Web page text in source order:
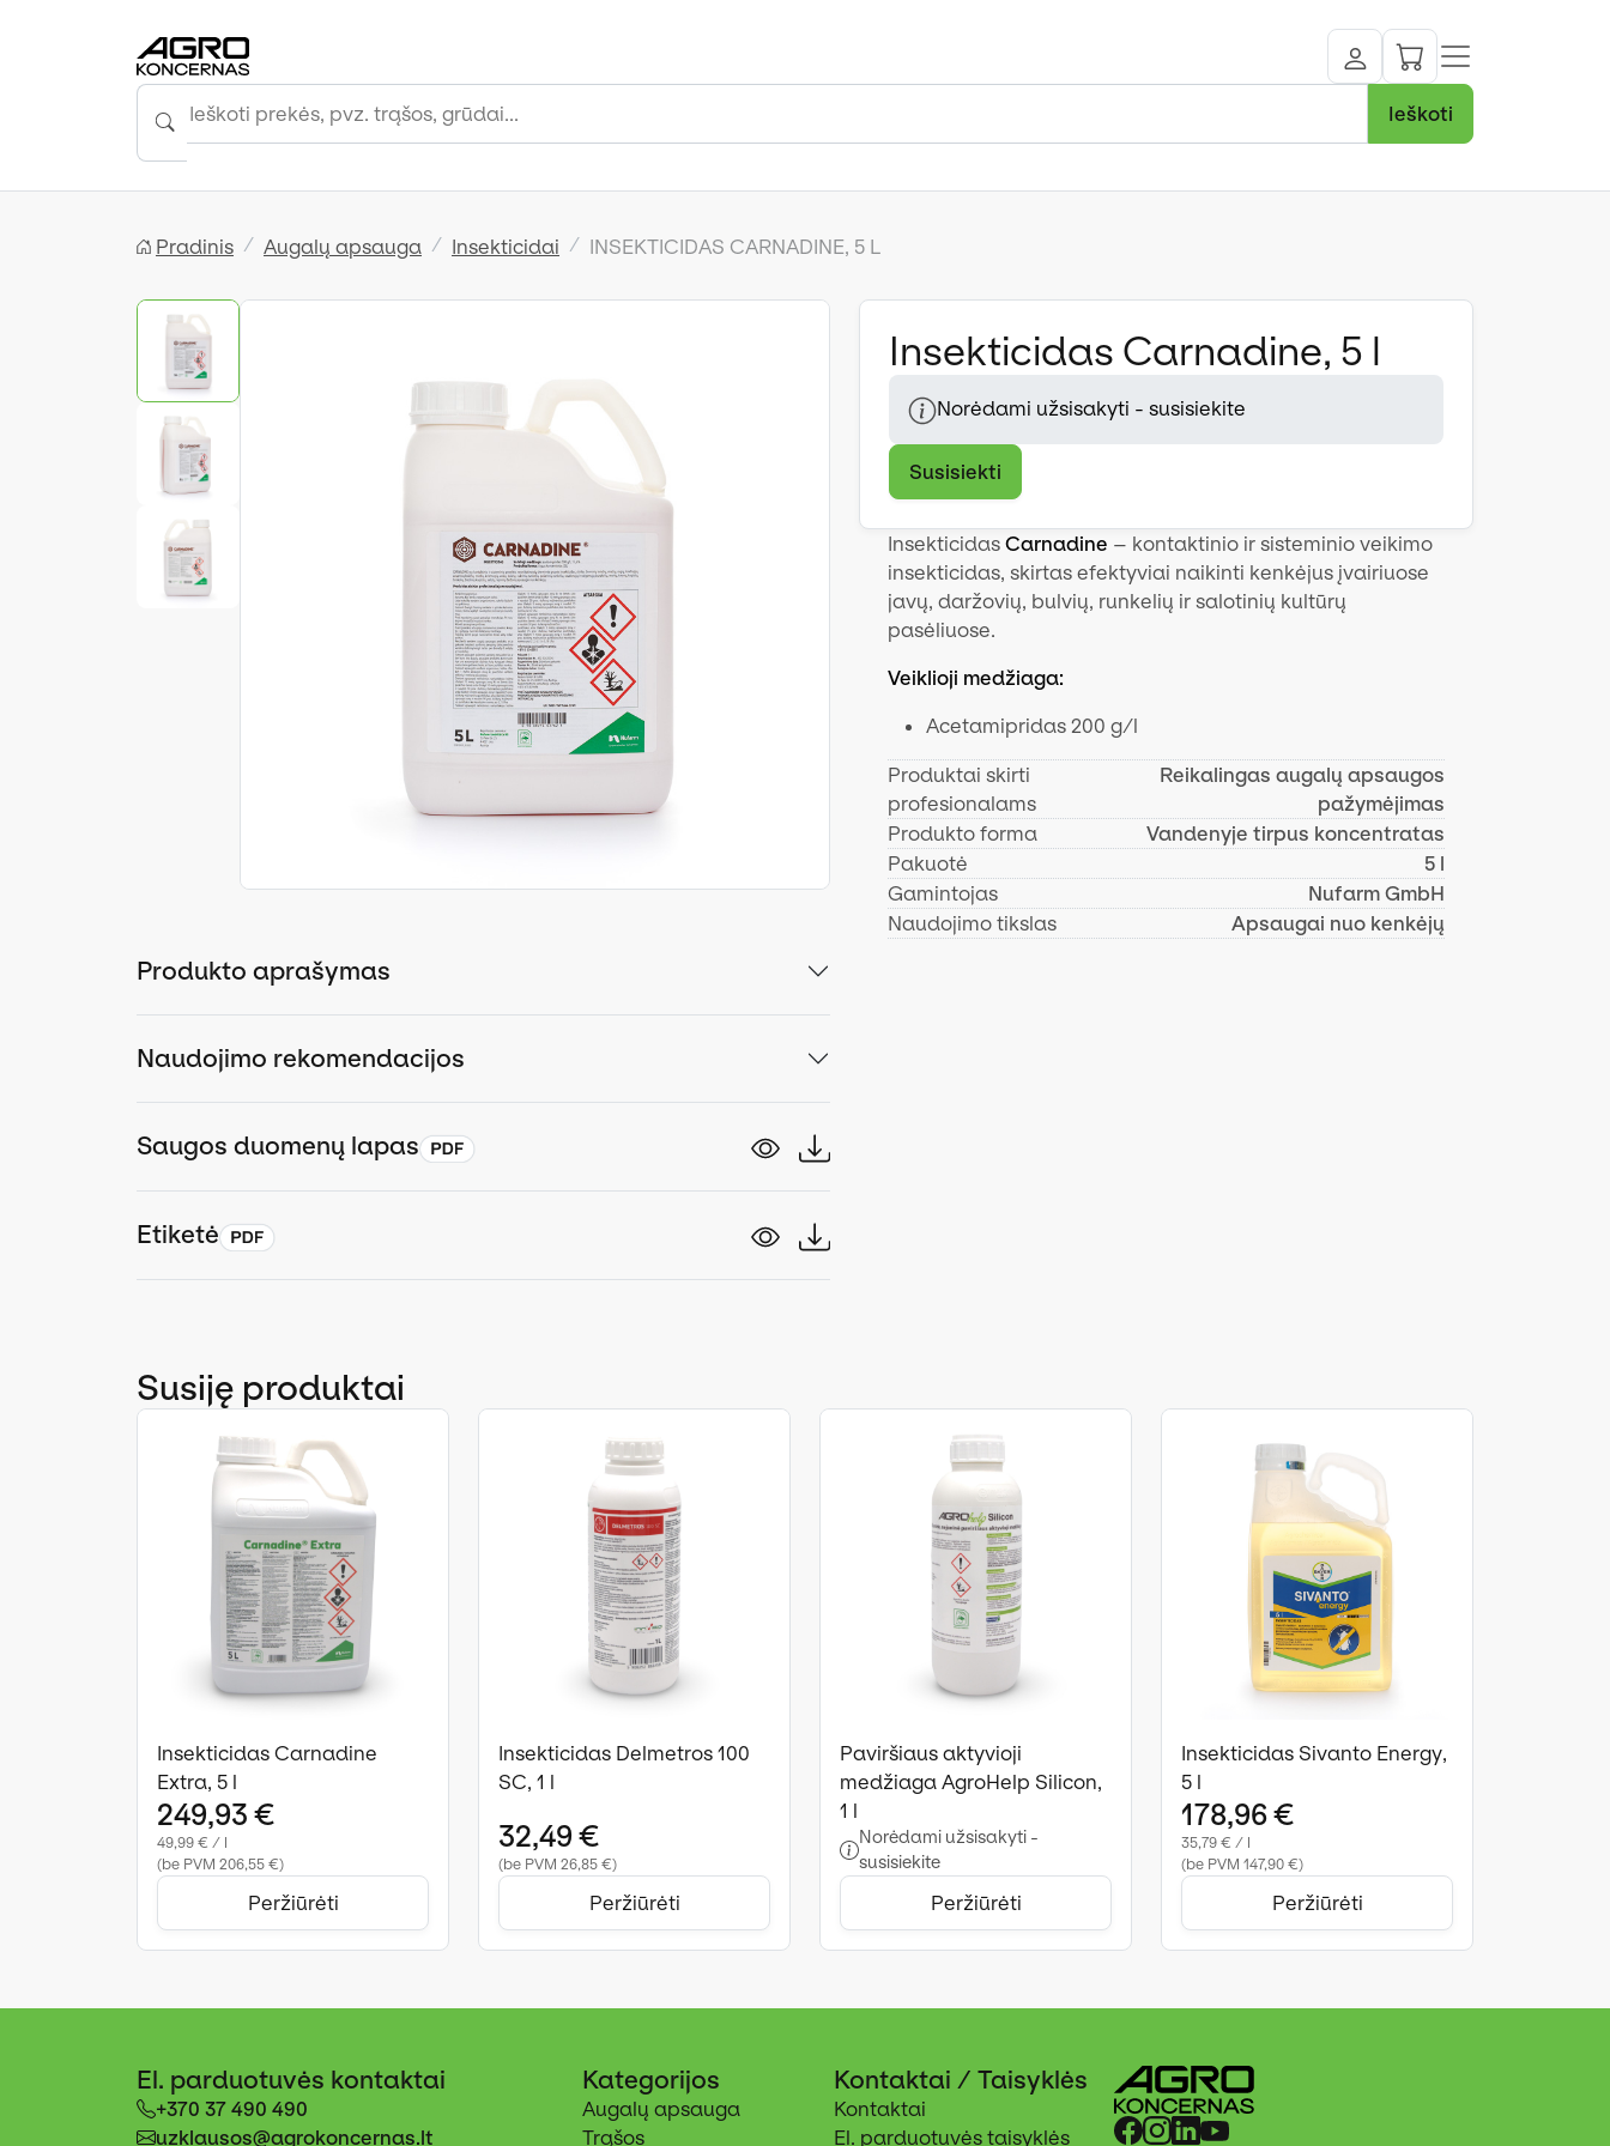
Ieškoti
Pradinis Augalų apsauga Insekticidai INSEKTICIDAS CARNADINE, 5 L
Insekticidas Carnadine, 5 l
Norėdami užsisakyti - susisiekite
Susisiekti
InsekticidasCarnadine – kontaktinio ir sisteminio veikimo
insekticidas, skirtas efektyviai naikinti kenkėjus įvairiuose
javų, daržovių, bulvių, runkelių ir salotinių kultūrų
pasėliuose.
Veiklioji medžiaga:
Acetamipridas 200 g/l
Produktai skirti
profesionalams
Reikalingas augalų apsaugos
pažymėjimas
Produkto forma
Vandenyje tirpus koncentratas
Pakuotė
5 l
Gamintojas
Nufarm GmbH
Naudojimo tikslas
Apsaugai nuo kenkėjų
Produkto aprašymas
Naudojimo rekomendacijos
Saugos duomenų lapas
Etiketė
Susiję produktai
Insekticidas Carnadine
Extra, 5 l
249,93 €
49,99 € / l
(be PVM 206,55 €)
Peržiūrėti
Insekticidas Delmetros 100
SC, 1 l
32,49 €
(be PVM 26,85 €)
Peržiūrėti
Paviršiaus aktyvioji
medžiaga AgroHelp Silicon,
1 l
Norėdami užsisakyti -
susisiekite
Peržiūrėti
Insekticidas Sivanto Energy,
5 l
178,96 €
35,79 € / l
(be PVM 147,90 €)
Peržiūrėti
El. parduotuvės kontaktai
+370 37 490 490
uzklausos@agrokoncernas.lt
Kategorijos
Augalų apsauga
Trąšos
Kontaktai / Taisyklės
Kontaktai
El. parduotuvės taisyklės